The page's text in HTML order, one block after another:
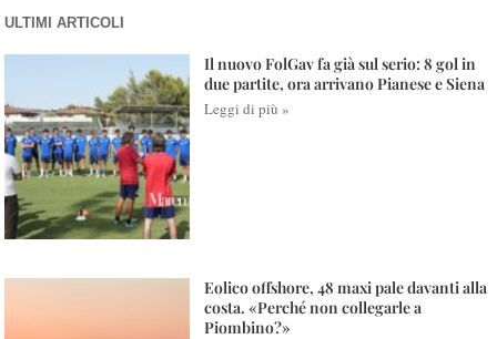
ULTIMI ARTICOLI
Il nuovo FolGav fa già sul serio: 8 gol in
due partite, ora arrivano Pianese e Siena
Leggi di più »
Eolico offshore, 48 maxi pale davanti alla
costa. «Perché non collegarle a
Piombino?»